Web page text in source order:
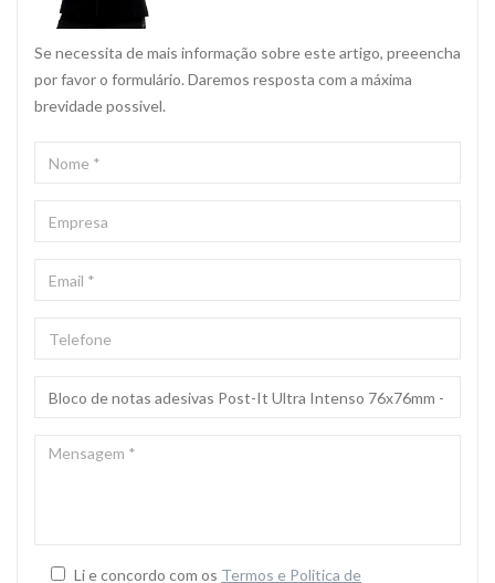
Se necessita de mais informação sobre este artigo, preeencha
por favor o formulário. Daremos resposta com a máxima
brevidade possivel.
Li e concordo com os Termos e Politica de